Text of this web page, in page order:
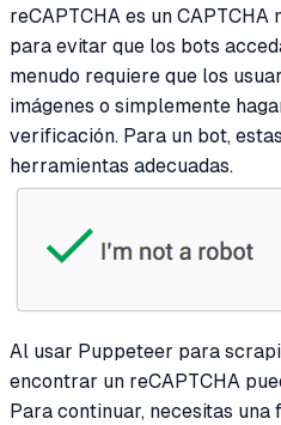
reCAPTCHA es un CAPTCHA
para evitar que los bots
menudo requiere que los
imágenes o simplemente
verificación. Para un bot,
herramientas adecuadas.
Al usar Puppeteer para
encontrar un reCAPTCHA
Para continuar, necesitas